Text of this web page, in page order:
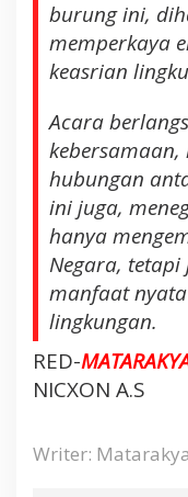
burung ini,
memperkaya
keasrian
Acara
hubungan
ini juga,
hanya
Negara,
manfaat
lingkungan.
RED-
NICXON A.S
Writer: